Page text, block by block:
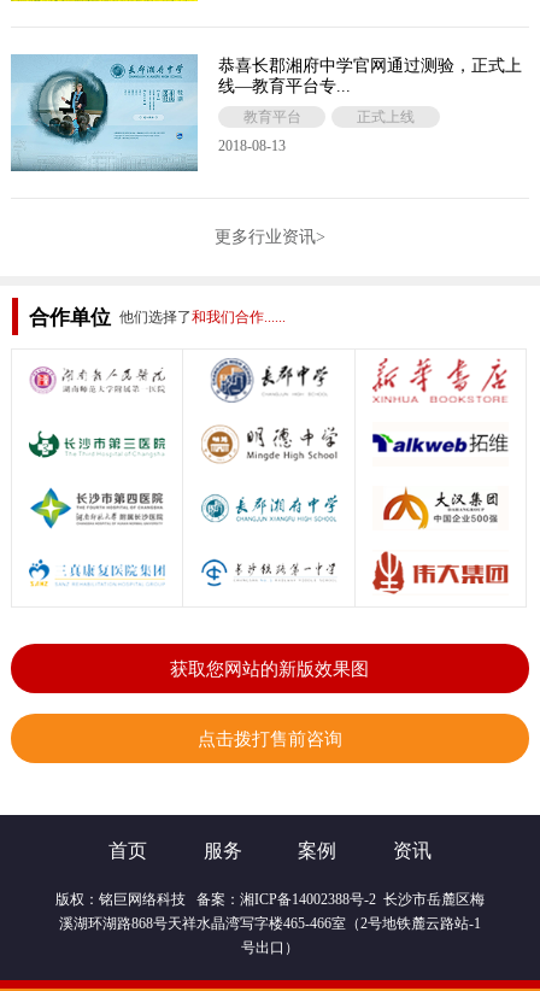
恭喜长郡湘府中学官网通过测验，正式上
线—教育平台专...
教育平台
正式上线
2018-08-13
更多行业资讯>
合作单位 他们选择了和我们合作......
获取您网站的新版效果图
点击拨打售前咨询
首页 服务 案例 资讯
版权： 铭巨网络科技备案： 湘ICP备14002388号-2长沙市岳麓区梅
溪湖环湖路868号天祥水晶湾写字楼465-466室（2号地铁麓云路站-1
号出口）